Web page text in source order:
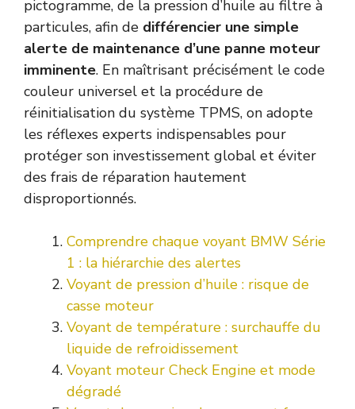
pictogramme, de la pression d’huile au filtre à
particules, afin de différencier une simple
alerte de maintenance d’une panne moteur
imminente. En maîtrisant précisément le code
couleur universel et la procédure de
réinitialisation du système TPMS, on adopte
les réflexes experts indispensables pour
protéger son investissement global et éviter
des frais de réparation hautement
disproportionnés.
Comprendre chaque voyant BMW Série
1 : la hiérarchie des alertes
Voyant de pression d’huile : risque de
casse moteur
Voyant de température : surchauffe du
liquide de refroidissement
Voyant moteur Check Engine et mode
dégradé